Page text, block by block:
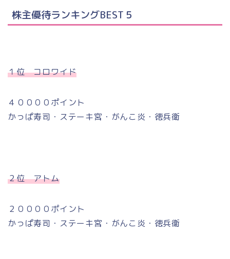
株主優待ランキングBEST５
１位 コロワイド
４００００ポイント
かっぱ寿司・ステーキ宮・がんこ炎・徳兵衛
２位 アトム
２００００ポイント
かっぱ寿司・ステーキ宮・がんこ炎・徳兵衛